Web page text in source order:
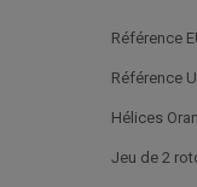
Référence
Référence
Hélices
Jeu de 2